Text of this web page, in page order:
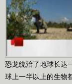
恐龙统治了地球长达
球上一半以上的生物